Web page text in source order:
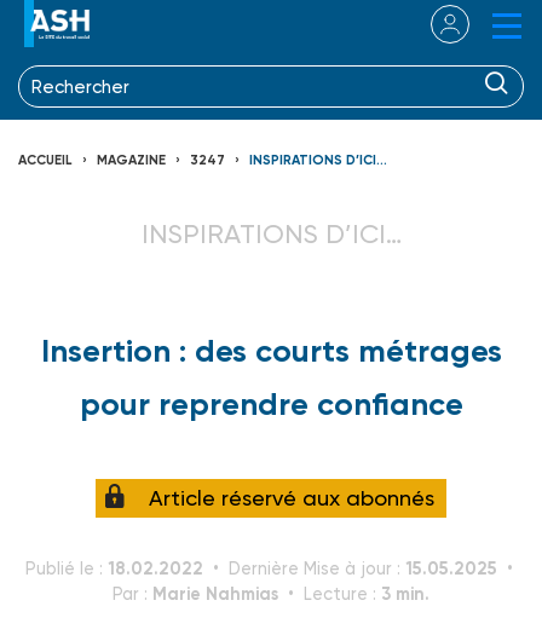
ACCUEIL MAGAZINE 3247 INSPIRATIONS D’ICI…
INSPIRATIONS D’ICI…
Insertion : des courts métrages
pour reprendre confiance
Article réservé aux abonnés
Publié le : 18.02.2022 Dernière Mise à jour : 15.05.2025
Par : Marie Nahmias Lecture : 3 min.